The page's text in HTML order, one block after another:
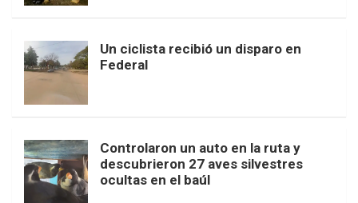
Un ciclista recibió un disparo en
Federal
Controlaron un auto en la ruta y
descubrieron 27 aves silvestres
ocultas en el baúl